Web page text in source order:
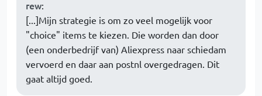
rew:
[...]Mijn strategie is om zo veel mogelijk voor
"choice" items te kiezen. Die worden dan door
(een onderbedrijf van) Aliexpress naar schiedam
vervoerd en daar aan postnl overgedragen. Dit
gaat altijd goed.